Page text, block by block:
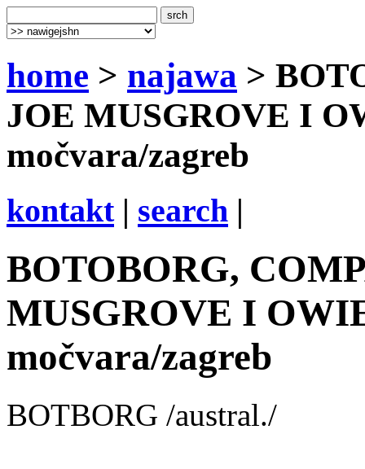
home > najawa >
JOE MUSGROVE I
močvara/zagreb
kontakt| search |
BOTOBORG,
MUSGROVE I
močvara/zagreb
BOTBORG /austral./